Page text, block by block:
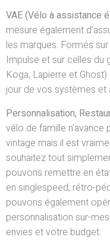
VAE (Vélo à assistance
mesure également
les marques. Formés
Impulse et sur celles du
Koga, Lapierre et
jour de vos systèmes et
Personnalisation,
vélo de famille n’avance
vintage mais il est
souhaitez tout
pouvons remettre en
en singlespeed, rétro-
pouvons également
personnalisation sur-
envies et votre budget.